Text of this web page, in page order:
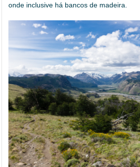
onde inclusive há bancos de madeira.